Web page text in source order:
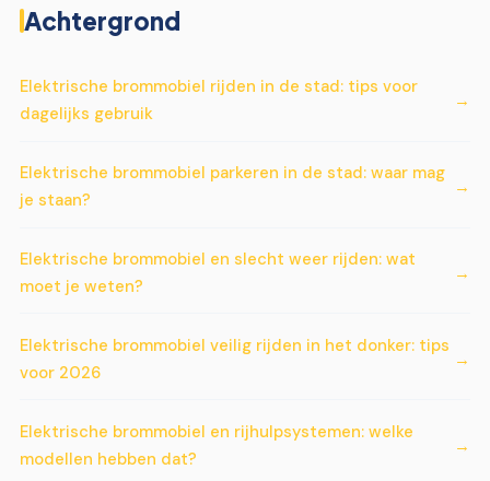
Achtergrond
Elektrische brommobiel rijden in de stad: tips voor
dagelijks gebruik
Elektrische brommobiel parkeren in de stad: waar mag
je staan?
Elektrische brommobiel en slecht weer rijden: wat
moet je weten?
Elektrische brommobiel veilig rijden in het donker: tips
voor 2026
Elektrische brommobiel en rijhulpsystemen: welke
modellen hebben dat?